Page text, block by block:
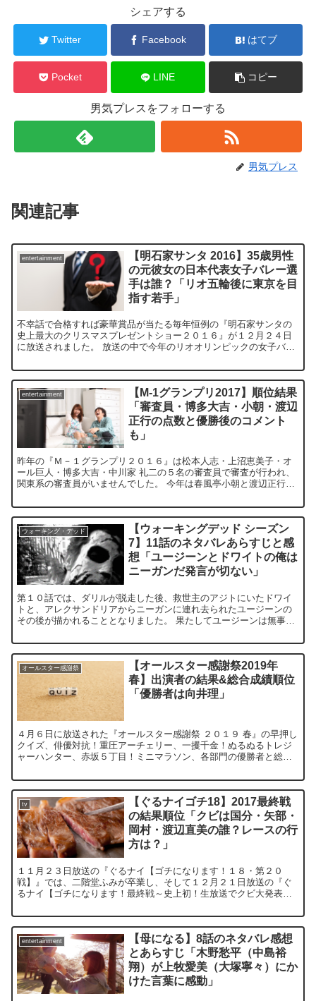
シェアする
Twitter Facebook はてブ
Pocket LINE コピー
男気プレスをフォローする
男気プレス
関連記事
entertainment
【明石家サンタ 2016】35歳男性
の元彼女の日本代表女子バレー選
手は誰？「リオ五輪後に東京を目
指す若手」
不幸話で合格すれば豪華賞品が当たる毎年恒例の『明石家サンタの
史上最大のクリスマスプレゼントショー２０１６』が１２月２４日
に放送されました。 放送の中で今年のリオオリンピックの女子バレ
entertainment
【M-1グランプリ2017】順位結果
「審査員・博多大吉・小朝・渡辺
正行の点数と優勝後のコメント
も」
昨年の『Ｍ－１グランプリ２０１６』は松本人志・上沼恵美子・オ
ール巨人・博多大吉・中川家 礼二の５名の審査員で審査が行われ、
関東系の審査員がいませんでした。 今年は春風亭小朝と渡辺正行が
ウォーキング・デッド
【ウォーキングデッド シーズン
7】11話のネタバレあらすじと感
想「ユージーンとドワイトの俺は
ニーガンだ発言が切ない」
第１０話では、ダリルが脱走した後、救世主のアジトにいたドワイ
トと、アレクサンドリアからニーガンに連れ去られたユージーンの
その後が描かれることとなりました。 果たしてユージーンは無事な
オールスター感謝祭
【オールスター感謝祭2019年
春】出演者の結果&総合成績順位
「優勝者は向井理」
４月６日に放送された『オールスター感謝祭 ２０１９ 春』の早押し
クイズ、俳優対抗！重圧アーチェリー、一攫千金！ぬるぬるトレジ
ャーハンター、赤坂５丁目！ミニマラソン、各部門の優勝者と総合
tv
【ぐるナイゴチ18】2017最終戦
の結果順位「クビは国分・矢部・
岡村・渡辺直美の誰？レースの行
方は？」
１１月２３日放送の『ぐるナイ【ゴチになります！１８・第２０
戦】』では、二階堂ふみが卒業し、そして１２月２１日放送の『ぐ
るナイ【ゴチになります！最終戦～史上初！生放送でクビ大発表！
ビ...
entertainment
【母になる】8話のネタバレ感想
とあらすじ「木野愁平（中島裕
翔）が上牧愛美（大塚寧々）にか
けた言葉に感動」